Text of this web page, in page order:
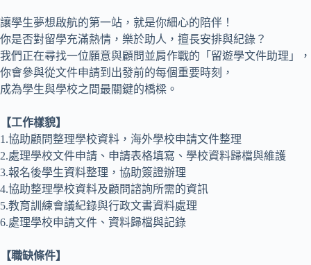
讓學生夢想啟航的第一站，就是你細心的陪伴！
你是否對留學充滿熱情，樂於助人，擅長安排與紀錄？
我們正在尋找一位願意與顧問並肩作戰的「留遊學文件助理」，
你會參與從文件申請到出發前的每個重要時刻，
成為學生與學校之間最關鍵的橋樑。
【工作樣貌】
1.協助顧問整理學校資料，海外學校申請文件整理
2.處理學校文件申請、申請表格填寫、學校資料歸檔與維護
3.報名後學生資料整理，協助簽證辦理
4.協助整理學校資料及顧問諮詢所需的資訊
5.教育訓練會議紀錄與行政文書資料處理
6.處理學校申請文件、資料歸檔與記錄
【職缺條件】